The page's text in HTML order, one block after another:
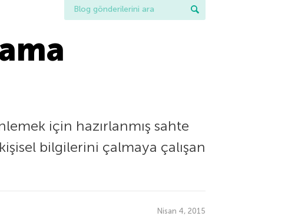
için hazırlanmış sahte
bilgilerini çalmaya çalışan
Nisan 4, 2015